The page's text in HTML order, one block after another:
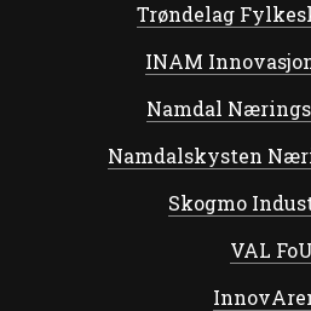
Trøndelag
INAM
Namdal
Namdalskysten
Skogmo
VAL FoU